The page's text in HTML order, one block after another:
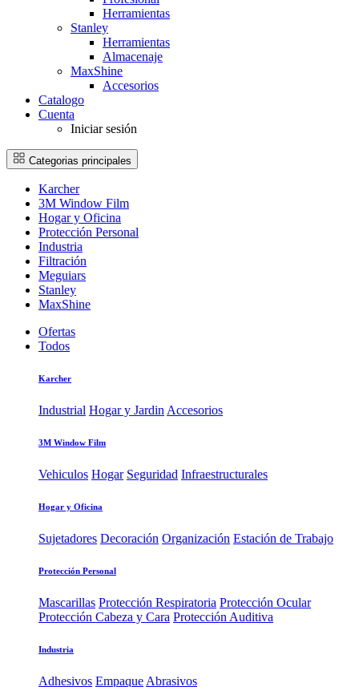
Herramientas
Stanley
Herramientas
Almacenaje
MaxShine
Accesorios
Catalogo
Cuenta
Iniciar sesión
Categorias principales
Karcher
3M Window Film
Hogar y Oficina
Protección Personal
Industria
Filtración
Meguiars
Stanley
MaxShine
Ofertas
Todos
Karcher
Industrial Hogar y Jardin Accesorios
3M Window Film
Vehiculos Hogar Seguridad Infraestructurales
Hogar y Oficina
Sujetadores Decoración Organización Estación de Trabajo
Protección Personal
Mascarillas Protección Respiratoria Protección Ocular
Protección Cabeza y Cara Protección Auditiva
Industria
Adhesivos Empaque Abrasivos